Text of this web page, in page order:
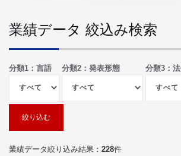
え
業績データ 絞込み検索
分類1：言語 分類2：発表形態 分類3：
業績データ絞り込み結果： 228件